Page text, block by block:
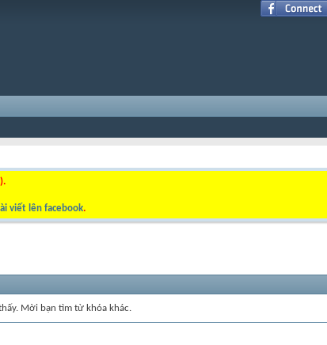
viết lên facebook.
Mời bạn tìm từ khóa khác.